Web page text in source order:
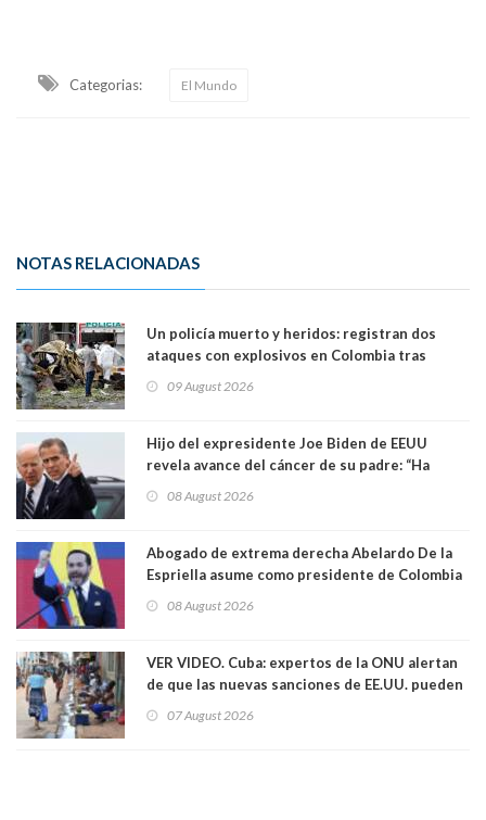
Categorias: El Mundo
NOTAS RELACIONADAS
Un policía muerto y heridos: registran dos
ataques con explosivos en Colombia tras
llegada de De la Espriella al poder
09 August 2026
Hijo del expresidente Joe Biden de EEUU
revela avance del cáncer de su padre: “Ha
hecho metástasis en los huesos y más allá”
08 August 2026
Abogado de extrema derecha Abelardo De la
Espriella asume como presidente de Colombia
08 August 2026
VER VIDEO. Cuba: expertos de la ONU alertan
de que las nuevas sanciones de EE.UU. pueden
convertir la isla en una “Gaza silenciosa
07 August 2026